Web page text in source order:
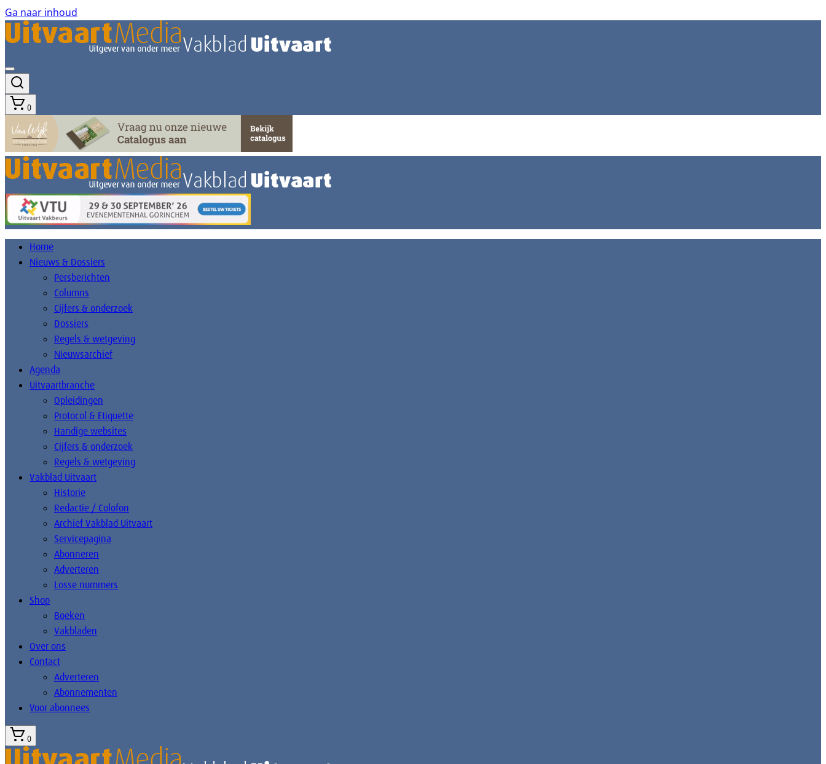
Ga naar inhoud
0
Home
Nieuws & Dossiers
Persberichten
Columns
Cijfers & onderzoek
Dossiers
Regels & wetgeving
Nieuwsarchief
Agenda
Uitvaartbranche
Opleidingen
Protocol & Etiquette
Handige websites
Cijfers & onderzoek
Regels & wetgeving
Vakblad Uitvaart
Historie
Redactie / Colofon
Archief Vakblad Uitvaart
Servicepagina
Abonneren
Adverteren
Losse nummers
Shop
Boeken
Vakbladen
Over ons
Contact
Adverteren
Abonnementen
Voor abonnees
0